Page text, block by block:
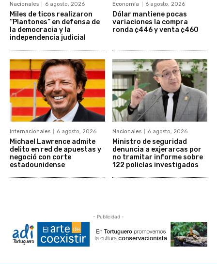
Nacionales 6 agosto, 2026
Miles de ticos realizaron
“Plantones” en defensa de
la democracia y la
independencia judicial
Economía 6 agosto, 2026
Dólar mantiene pocas
variaciones la compra
ronda ¢446 y venta ¢460
Internacionales 6 agosto, 2026
Michael Lawrence admite
delito en red de apuestas y
negoció con corte
estadounidense
Nacionales 6 agosto, 2026
Ministro de seguridad
denuncia a exjerarcas por
no tramitar informe sobre
122 policías investigados
- Publicidad -